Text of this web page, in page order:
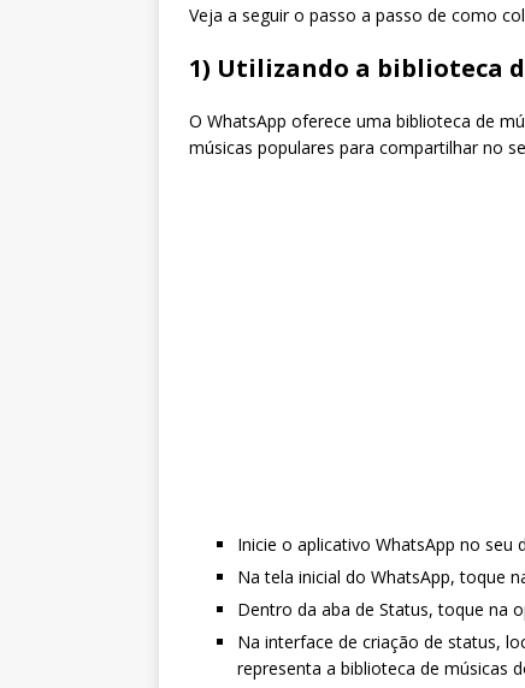
Veja a seguir o passo a passo de como
1) Utilizando a biblioteca
O WhatsApp oferece uma biblioteca de
músicas populares para compartilhar no
Inicie o aplicativo WhatsApp no seu
Na tela inicial do WhatsApp, toque
Dentro da aba de Status, toque na
Na interface de criação de status,
representa a biblioteca de músicas